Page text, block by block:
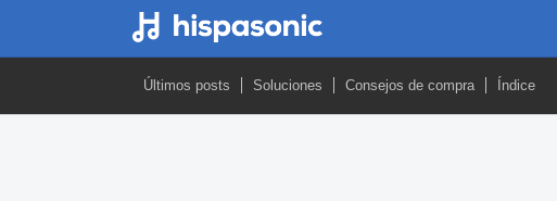
Últimos posts Soluciones Consejos de compra Índice